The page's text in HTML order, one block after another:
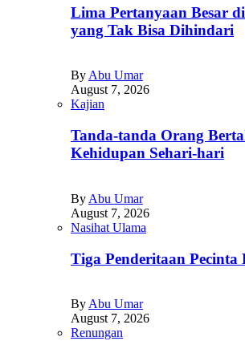
Lima Pertanyaan Besar
yang Tak Bisa Dihindari
ByAbu Umar
August 7, 2026
Kajian
Tanda-tanda Orang
Kehidupan Sehari-hari
By Abu Umar
August 7, 2026
Nasihat Ulama
Tiga Penderitaan
By Abu Umar
August 7, 2026
Renungan